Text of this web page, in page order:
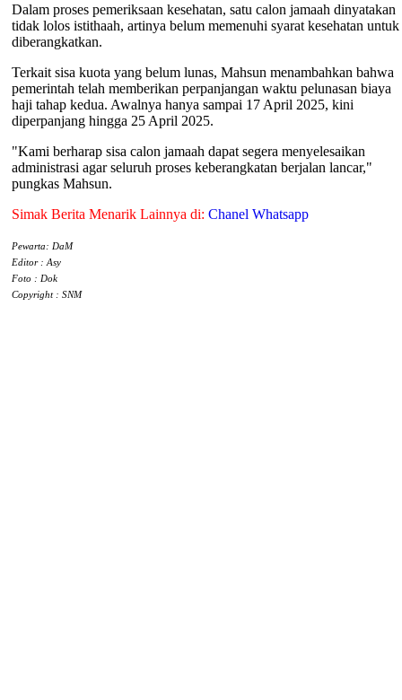
Dalam proses pemeriksaan kesehatan, satu calon jamaah dinyatakan
tidak lolos istithaah, artinya belum memenuhi syarat kesehatan untuk
diberangkatkan.
Terkait sisa kuota yang belum lunas, Mahsun menambahkan bahwa
pemerintah telah memberikan perpanjangan waktu pelunasan biaya
haji tahap kedua. Awalnya hanya sampai 17 April 2025, kini
diperpanjang hingga 25 April 2025.
"Kami berharap sisa calon jamaah dapat segera menyelesaikan
administrasi agar seluruh proses keberangkatan berjalan lancar,"
pungkas Mahsun.
Simak Berita Menarik Lainnya di: Chanel Whatsapp
Pewarta: DaM
Editor : Asy
Foto : Dok
Copyright : SNM